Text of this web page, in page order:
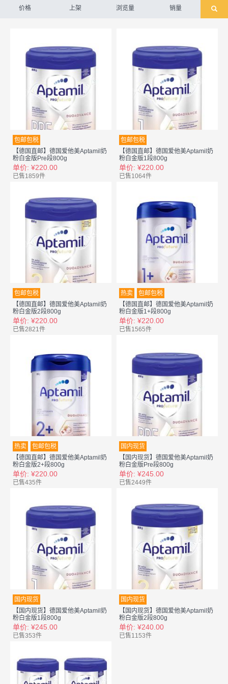
价格 上架 浏览量 销量
包邮包税
【德国直邮】德国爱他美Aptamil奶
粉白金版Pre段800g
单价: ¥220.00
已售1859件
包邮包税
【德国直邮】德国爱他美Aptamil奶
粉白金版1段800g
单价: ¥220.00
已售1064件
包邮包税
【德国直邮】德国爱他美Aptamil奶
粉白金版2段800g
单价: ¥220.00
已售2821件
热卖
包邮包税
【德国直邮】德国爱他美Aptamil奶
粉白金版1+段800g
单价: ¥220.00
已售1565件
热卖
包邮包税
【德国直邮】德国爱他美Aptamil奶
粉白金版2+段800g
单价: ¥220.00
已售435件
国内现货
【国内现货】德国爱他美Aptamil奶
粉白金版Pre段800g
单价: ¥245.00
已售2449件
国内现货
【国内现货】德国爱他美Aptamil奶
粉白金版1段800g
单价: ¥245.00
已售353件
国内现货
【国内现货】德国爱他美Aptamil奶
粉白金版2段800g
单价: ¥240.00
已售1153件